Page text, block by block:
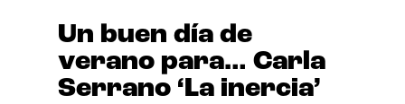
Un buen día de
verano para… Carla
Serrano ‘La inercia’